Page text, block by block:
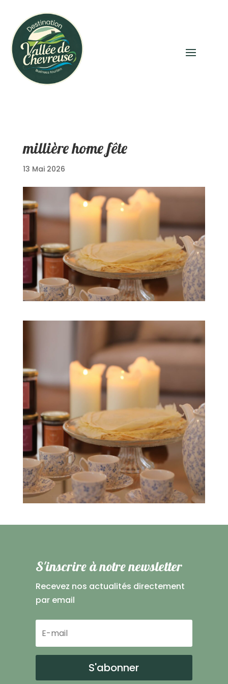
millière home fête
13 Mai 2026
S'inscrire à notre newsletter
Recevez nos actualités directement
par email
S'abonner